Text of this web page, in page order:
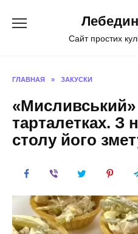
Сайт простих
ГЛАВНАЯ » ЗАКУСКИ
«Мисливський»
тарталетках. З
столу його